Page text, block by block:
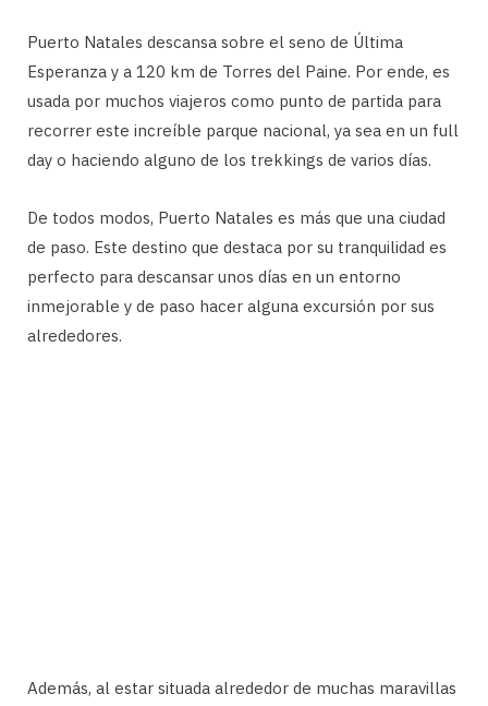
Puerto Natales descansa sobre el seno de Última
Esperanza y a 120 km de Torres del Paine. Por ende, es
usada por muchos viajeros como punto de partida para
recorrer este increíble parque nacional, ya sea en un full
day o haciendo alguno de los trekkings de varios días.
De todos modos, Puerto Natales es más que una ciudad
de paso. Este destino que destaca por su tranquilidad es
perfecto para descansar unos días en un entorno
inmejorable y de paso hacer alguna excursión por sus
alrededores.
Además, al estar situada alrededor de muchas maravillas